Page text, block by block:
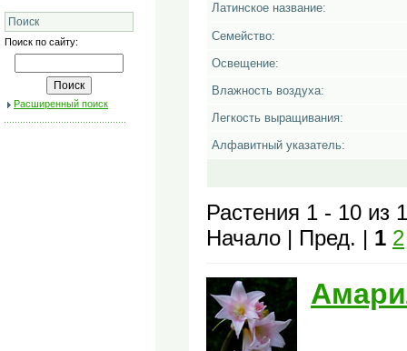
Поиск
Поиск по сайту:
Расширенный поиск
Латинское название:
Семейство:
Освещение:
Влажность воздуха:
Легкость выращивания:
Алфавитный указатель:
Растения 1 - 10 из
Начало | Пред. | 1 2